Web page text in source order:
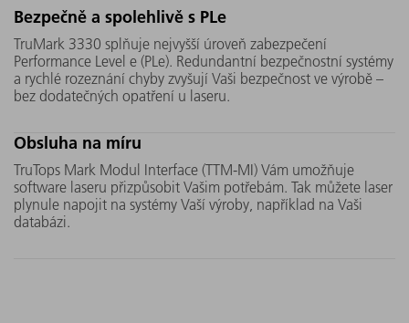
UV krystal uvnitř TruMark 3330
je větší než u konkurence.
Kromě toho jím společností
TRUMPF vyvinutý "Micro
Mover" motor pohybuje tak,
na různá místa. Obojí zajistí, že
profitujete z dlouhé doby
životnosti a používání.
TruMark
Plug-
Bezpečně a spolehlivě s PLe
TruMark 3330 splňuje nejvyšší úroveň zabezpečení
Performance Level e (PLe). Redundantní bezpečnostní systémy
a rychlé rozeznání chyby zvyšují Vaši bezpečnost ve výrobě –
bez dodatečných opatření u laseru.
Obsluha na míru
TruTops Mark Modul Interface (TTM-MI) Vám umožňuje
software laseru přizpůsobit Vašim potřebám. Tak můžete laser
plynule napojit na systémy Vaší výroby, například na Vaši
databázi.